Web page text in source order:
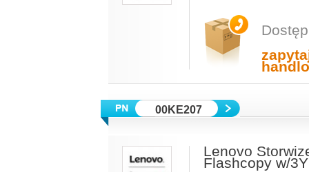
00KE207
Lenovo
Flashcopy w/